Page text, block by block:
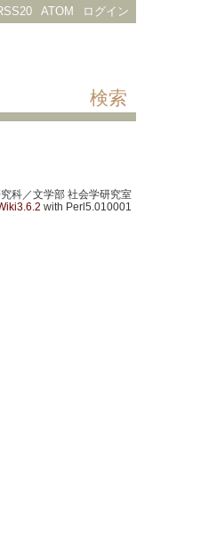
ATOM ログイン
検索
科／文学部 社会学研究室
with Perl5.010001